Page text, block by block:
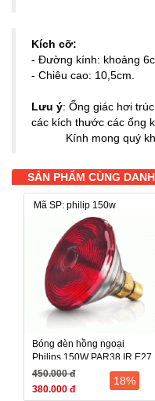
Kích cỡ:
- Đường kính: khoảng
- Chiêu cao: 10,5cm.
Lưu ý: Ống giác hơi
các kích thước các ống
Kính mong quý
SẢN PHẨM CÙNG
Mã SP: philip 150w
Bóng đèn hồng ngoại
Philips 150W PAR38 IR E27
- Hà Lan
450.000 đ
380.000 đ
18%